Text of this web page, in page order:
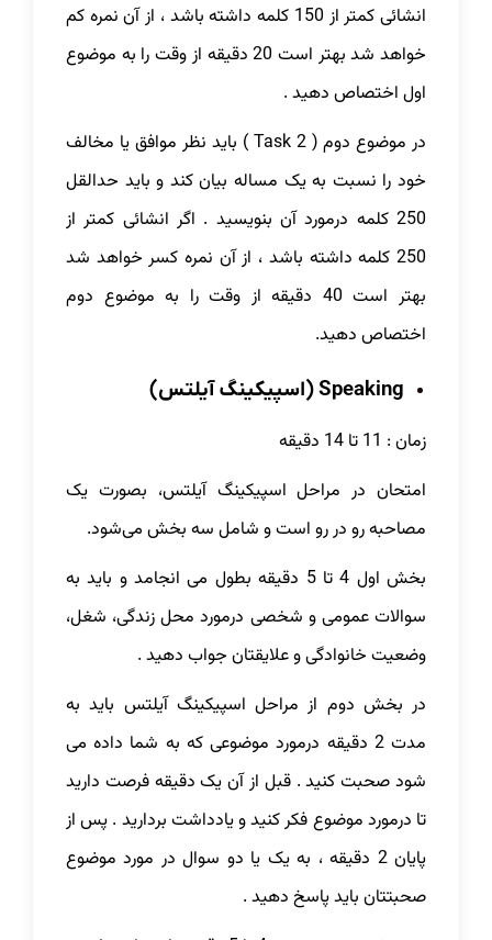
انشائی کمتر از 150 کلمه داشته باشد ، از آن نمره کم
خواهد شد بهتر است 20 دقیقه از وقت را به موضوع
اول اختصاص دهید .
در موضوع دوم ( Task 2 ) باید نظر موافق یا مخالف
خود را نسبت به یک مساله بیان کند و باید حدالقل
250 کلمه درمورد آن بنویسید . اگر انشائی کمتر از
250 کلمه داشته باشد ، از آن نمره کسر خواهد شد
بهتر است 40 دقیقه از وقت را به موضوع دوم
اختصاص دهید.
Speaking (اسپیکینگ آیلتس)
زمان : 11 تا 14 دقیقه
امتحان در مراحل اسپیکینگ آیلتس، بصورت یک
مصاحبه رو در رو است و شامل سه بخش می‌شود.
بخش اول 4 تا 5 دقیقه بطول می انجامد و باید به
سوالات عمومی و شخصی درمورد محل زندگی، شغل،
وضعیت خانوادگی و علایقتان جواب دهید .
در بخش دوم از مراحل اسپیکینگ آیلتس باید به
مدت 2 دقیقه درمورد موضوعی که به شما داده می
شود صحبت کنید . قبل از آن یک دقیقه فرصت دارید
تا درمورد موضوع فکر کنید و یادداشت بردارید . پس از
پایان 2 دقیقه ، به یک یا دو سوال در مورد موضوع
صحبتتان باید پاسخ دهید .